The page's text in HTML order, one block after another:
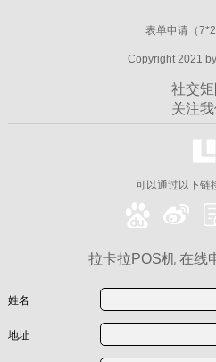
表单申请（
Copyright 2021
社交
关注
可以通过以下链
拉卡拉POS机 在线
姓名
地址